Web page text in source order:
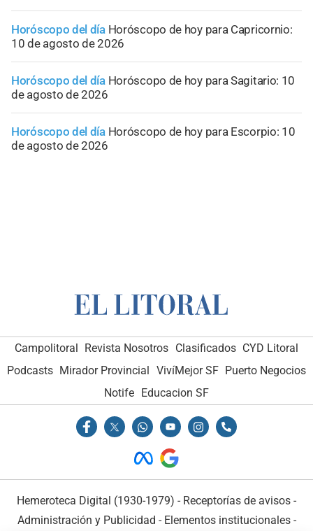
Horóscopo del día Horóscopo de hoy para Capricornio:
10 de agosto de 2026
Horóscopo del día Horóscopo de hoy para Sagitario: 10
de agosto de 2026
Horóscopo del día Horóscopo de hoy para Escorpio: 10
de agosto de 2026
Campolitoral Revista Nosotros Clasificados CYD Litoral
Podcasts Mirador Provincial VivíMejor SF Puerto Negocios
Notife Educacion SF
Hemeroteca Digital (1930-1979) - Receptorías de avisos -
Administración y Publicidad - Elementos institucionales-